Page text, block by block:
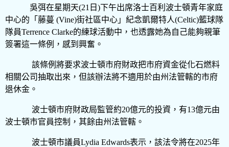
吳弭在星期天(21 日 )下午出席洛士百利波士頓青年家庭
中心的「藤蔓 (Vine)街社區中心」紀念凱爾特人(Celtic)籃球隊
隊員Terrence Clarke的練球活動中，也透露她為自己能夠親筆
簽署這一條例，感到興奮。
該條例將要求波士頓市府財政把市府資金從化石燃料
相關公司抽取出來，但該辦法將不適用於由州法管轄的市府
退休金。
波士頓市府財政局監管約20億元的投資，有13億元由
波士頓市官員控制，其餘由州法管轄。
波士頓市議員Lydia Edwards表示，該法令將在2025年